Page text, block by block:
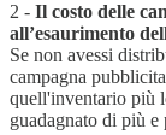
2 - Il costo delle
all’esaurimento
Se non avessi
campagna
quell'inventario più
guadagnato di più e